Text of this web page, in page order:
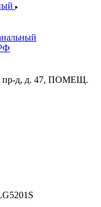
пр-д, д. 47, ПОМЕЩ.